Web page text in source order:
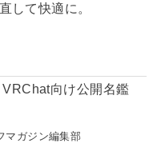
して快適に。
向け公開名鑑
マガジン編集部